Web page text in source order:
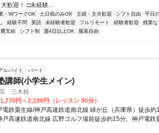
歓迎！ □未経験...
・WワークOK 土日祝のみOK 主婦・主夫歓迎 シフト自由
平日
経験不問 英語 未経験者歓迎 フルリモート 経験者歓迎 残業な
支給 シフト制 週4日以上OK 服装自由
ルバイト・パート
講師(小学生メイン)
三木校
円～2,199円（レッスン 90分）
電鉄粟生線/神戸高速鉄道南北線 緑が丘（兵庫県）徒歩約
戸高速鉄道南北線 広野ゴルフ場前徒歩約15分、神戸電鉄
押部谷徒歩約27分 緑が丘駅より徒歩10分